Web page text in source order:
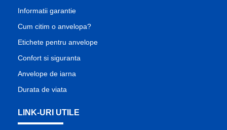
Informatii garantie
Cum citim o anvelopa?
Etichete pentru anvelope
Confort si siguranta
Anvelope de iarna
Durata de viata
LINK-URI UTILE